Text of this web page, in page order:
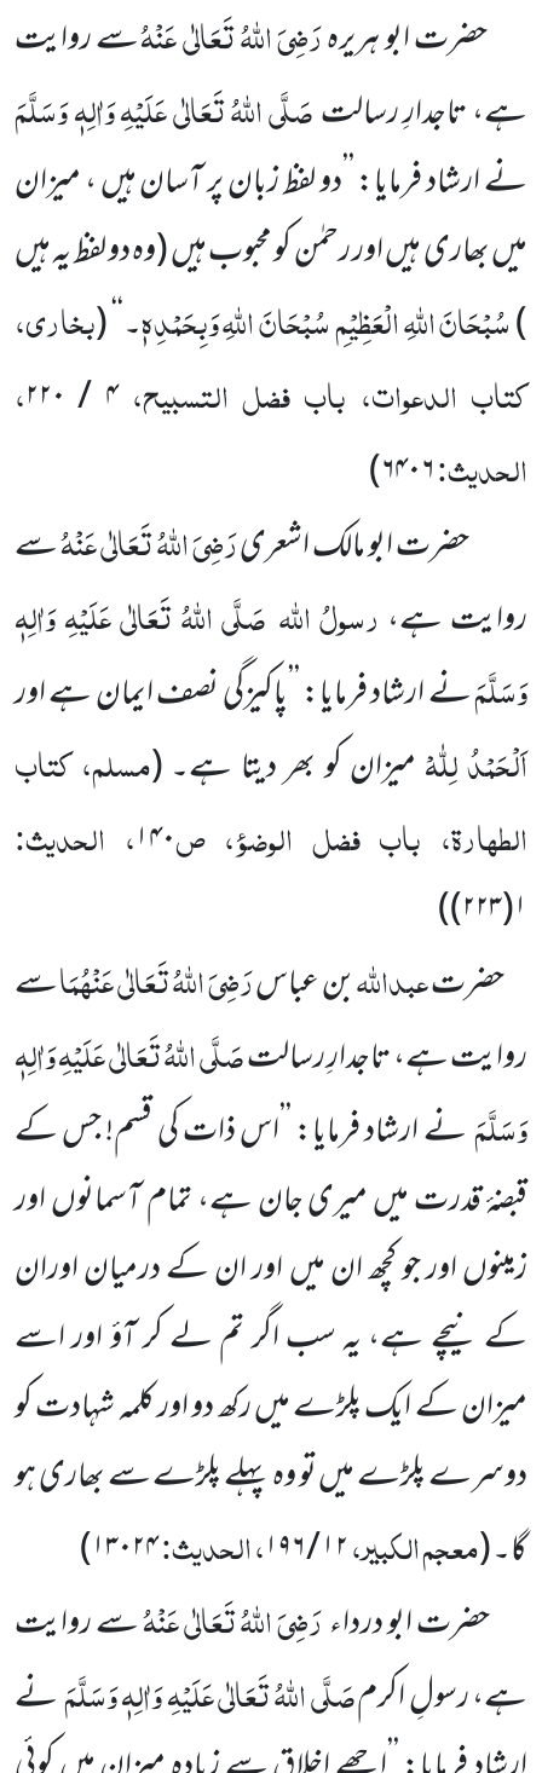
حضرت ابو ہریرہرَضِیَ اللہُ تَعَالٰی عَنْہُسے روایت
ہے، تاجدارِ رسالتصَلَّی اللہُ تَعَالٰی عَلَیْہِ وَاٰلِہٖ وَسَلَّمَ
نے ارشاد فرمایا: ’’دو لفظ زبان پر آسان ہیں ، میزان
میں بھاری ہیں اور رحمٰن کو محبوب ہیں (وہ دو لفظ یہ ہیں
)سُبْحَانَ اللہِ الْعَظِیْمِ سُبْحَانَ اللہِ وَبِحَمْدِہٖ۔‘‘(بخاری،
کتاب الدعوات، باب فضل التسبیح،۴ / ۲۲۰
،
الحدیث:۶۴۰۶)
حضرت ابو مالک اشعریرَضِیَ اللہُ تَعَالٰی عَنْہُسے
روایت ہے، رسولُ اللہ صَلَّی اللہُ تَعَالٰی عَلَیْہِ وَاٰلِہٖ
وَسَلَّمَنے ارشاد فرمایا: ’’پاکیزگی نصف ایمان ہے اور
اَلْحَمْدُ لِلّٰہْمیزان کو بھر دیتا ہے۔(مسلم، کتاب
الطہارۃ، باب فضل الوضوء، ص۱۴۰، الحدیث:
۱(۲۲۳)
)
حضرتعبداللہبن عباسرَضِیَ اللہُ تَعَالٰی عَنْہُمَاسے
روایت ہے، تاجدارِ رسالتصَلَّی اللہُ تَعَالٰی عَلَیْہِ وَاٰلِہٖ
وَسَلَّمَنے ارشاد فرمایا: ’’اس ذات کی قسم! جس کے
قبضۂ قدرت میں میری جان ہے، تمام آسمانوں اور
زمینوں اور جو کچھ ان میں اور ان کے درمیان اوران
کے نیچے ہے، یہ سب اگر تم لے کر آؤ اور اسے
میزان کے ایک پلڑے میں رکھ دو اور کلمہ شہادت کو
دوسرے پلڑے میں تو وہ پہلے پلڑے سے بھاری ہو
گا۔(معجم الکبیر،۱۲ / ۱۹۶ ، الحدیث:۱۳۰۲۴)
حضرت ابو درداءرَضِیَ اللہُ تَعَالٰی عَنْہُسے روایت
ہے، رسولِ اکرمصَلَّی اللہُ تَعَالٰی عَلَیْہِ وَاٰلِہٖ وَسَلَّمَنے